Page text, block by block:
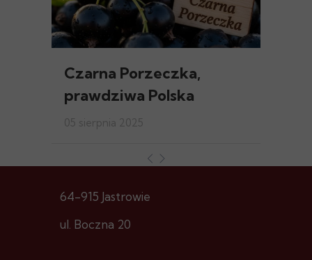
Czarna Porzeczka,
prawdziwa Polska
05 sierpnia 2025
64-915 Jastrowie
ul. Boczna 20